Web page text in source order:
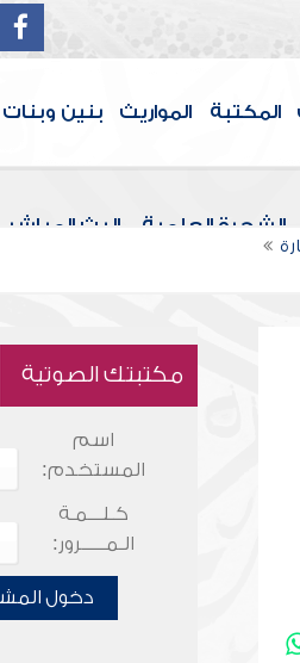
المكتبة المواريث بنين وبنات
الشجرة العلمية البث المباشر
مكتبتك الصوتية
اسم
المستخدم:
كـلـــمـة
الـمـــــرور:
دخول